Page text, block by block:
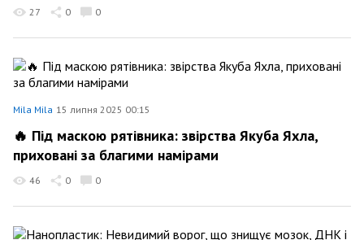
27 0 0
Mila Mila 15 липня 2025 00:15
🔥 Під маскою рятівника: звірства Якуба Яхла,
приховані за благими намірами
46 0 0